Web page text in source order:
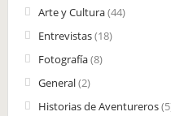
Arte y Cultura(44)
Entrevistas(18)
Fotografía(8)
General(2)
Historias de Aventureros